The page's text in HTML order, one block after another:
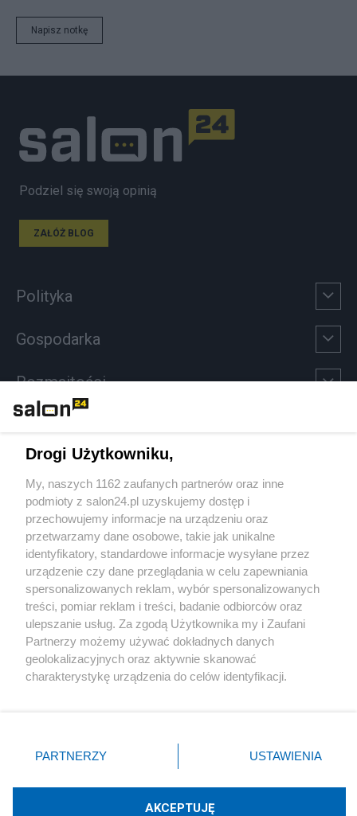
Napisz notkę
Podziel się swoją opinią
ZAŁÓŻ BLOG
Polityka
Gospodarka
Rozmaitości
Sport
Społeczeństwo
Kultura
X Facebook Instagram Youtube
Drogi Użytkowniku,
My, naszych 1162 zaufanych partnerów oraz inne
podmioty z salon24.pl uzyskujemy dostęp i
przechowujemy informacje na urządzeniu oraz
przetwarzamy dane osobowe, takie jak unikalne
identyfikatory, standardowe informacje wysyłane przez
urządzenie czy dane przeglądania w celu zapewniania
spersonalizowanych reklam, wybór spersonalizowanych
treści, pomiar reklam i treści, badanie odbiorców oraz
ulepszanie usług. Za zgodą Użytkownika my i Zaufani
Partnerzy możemy używać dokładnych danych
geolokalizacyjnych oraz aktywnie skanować
charakterystykę urządzenia do celów identyfikacji.
zmienić/wycofać klikając przycisk ustawień prywatności
znajdujący się w lewym dolnym rogu strony
rodzaje przetwarzania danych nie wymagają zgody
użytkownika, ale masz prawo sprzeciwić się takiemu
PARTNERZY USTAWIENIA
AKCEPTUJĘ